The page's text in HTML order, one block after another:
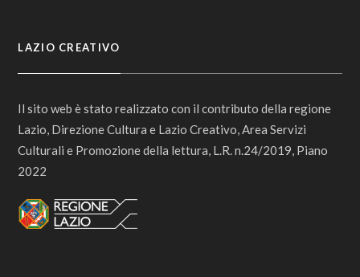
LAZIO CREATIVO
Il sito web è stato realizzato con il contributo della regione
Lazio, Direzione Cultura e Lazio Creativo, Area Servizi
Culturali e Promozione della lettura, L.R. n.24/2019, Piano
2022